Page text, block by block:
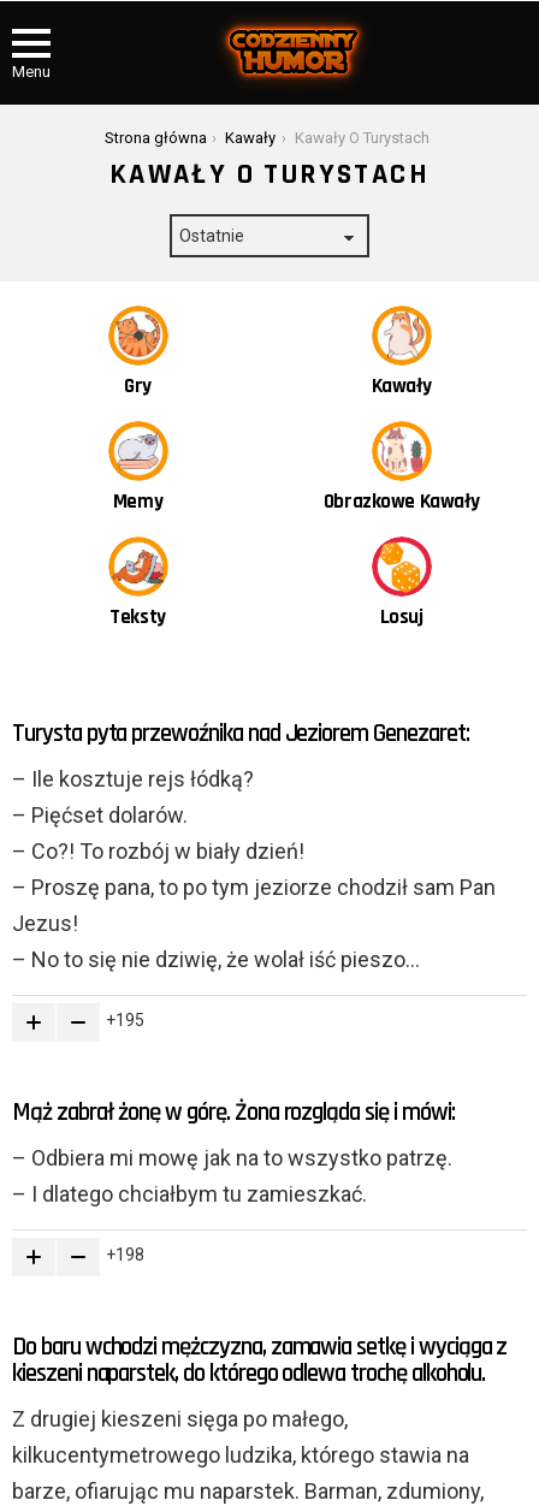
Menu
Strona główna Kawały Kawały O Turystach
KAWAŁY O TURYSTACH
TREŚCI
Turysta pyta przewoźnika nad Jeziorem Genezaret:
– Ile kosztuje rejs łódką?
– Pięćset dolarów.
– Co?! To rozbój w biały dzień!
– Proszę pana, to po tym jeziorze chodził sam Pan
Jezus!
– No to się nie dziwię, że wolał iść pieszo…
195
Mąż zabrał żonę w górę. Żona rozgląda się i mówi:
– Odbiera mi mowę jak na to wszystko patrzę.
– I dlatego chciałbym tu zamieszkać.
198
Do baru wchodzi mężczyzna, zamawia setkę i wyciąga z
kieszeni naparstek, do którego odlewa trochę alkoholu.
Z drugiej kieszeni sięga po małego,
kilkucentymetrowego ludzika, którego stawia na
barze, ofiarując mu naparstek. Barman, zdumiony,
Gry Kawały
Memy Obrazkowe Kawały
Teksty Losuj